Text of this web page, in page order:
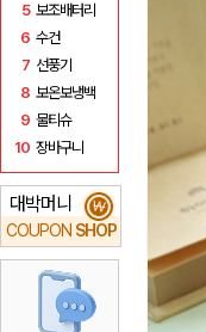
5 보조배터리
6 수건
7 선풍기
8 보온보냉백
9 물티슈
10 장바구니
대박머니
COUPON SHOP
₩